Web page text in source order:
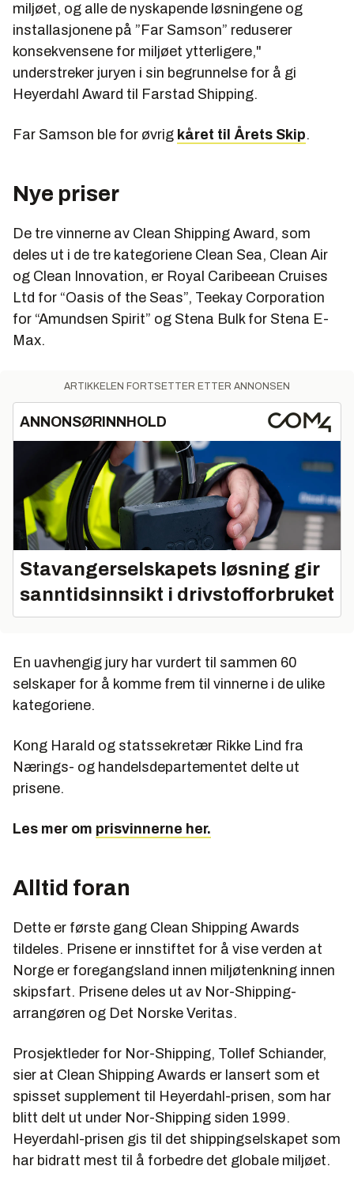
miljøet, og alle de nyskapende løsningene og
installasjonene på ”Far Samson” reduserer
konsekvensene for miljøet ytterligere,"
understreker juryen i sin begrunnelse for å gi
Heyerdahl Award til Farstad Shipping.
Far Samson ble for øvrig kåret til Årets Skip.
Nye priser
De tre vinnerne av Clean Shipping Award, som
deles ut i de tre kategoriene Clean Sea, Clean Air
og Clean Innovation, er Royal Caribeean Cruises
Ltd for “Oasis of the Seas”, Teekay Corporation
for “Amundsen Spirit” og Stena Bulk for Stena E-
Max.
ARTIKKELEN FORTSETTER ETTER ANNONSEN
ANNONSØRINNHOLD
Stavangerselskapets løsning gir
sanntidsinnsikt i drivstofforbruket
En uavhengig jury har vurdert til sammen 60
selskaper for å komme frem til vinnerne i de ulike
kategoriene.
Kong Harald og statssekretær Rikke Lind fra
Nærings- og handelsdepartementet delte ut
prisene.
Les mer om prisvinnerne her.
Alltid foran
Dette er første gang Clean Shipping Awards
tildeles. Prisene er innstiftet for å vise verden at
Norge er foregangsland innen miljøtenkning innen
skipsfart. Prisene deles ut av Nor-Shipping-
arrangøren og Det Norske Veritas.
Prosjektleder for Nor-Shipping, Tollef Schiander,
sier at Clean Shipping Awards er lansert som et
spisset supplement til Heyerdahl-prisen, som har
blitt delt ut under Nor-Shipping siden 1999.
Heyerdahl-prisen gis til det shippingselskapet som
har bidratt mest til å forbedre det globale miljøet.